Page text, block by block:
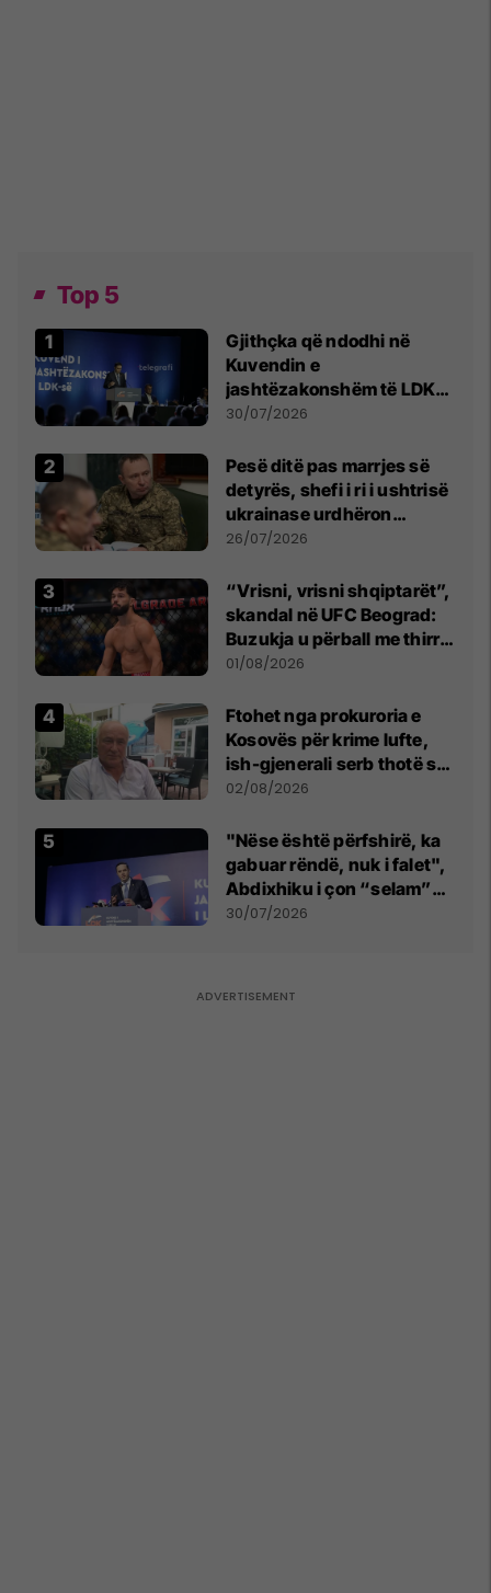
Top 5
Gjithçka që ndodhi në
Kuvendin e
jashtëzakonshëm të LDK-
së
30/07/2026
Pesë ditë pas marrjes së
detyrës, shefi i ri i ushtrisë
ukrainase urdhëron
kontroll të madh
26/07/2026
“Vrisni, vrisni shqiptarët”,
skandal në UFC Beograd:
Buzukja u përball me thirrje
anti-shqiptare nga
01/08/2026
Ftohet nga prokuroria e
Kosovës për krime lufte,
ish-gjenerali serb thotë se
dikush e tradhtoi në
02/08/2026
"Nëse është përfshirë, ka
gabuar rëndë, nuk i falet",
Abdixhiku i çon “selam”
Përparim Ramës
30/07/2026